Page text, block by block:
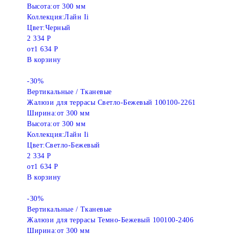
Высота:от 300 мм
Коллекция:Лайн Ii
Цвет:Черный
2 334 Р
от1 634 Р
В корзину
-30%
Вертикальные / Тканевые
Жалюзи для террасы Светло-Бежевый 100100-2261
Ширина:от 300 мм
Высота:от 300 мм
Коллекция:Лайн Ii
Цвет:Светло-Бежевый
2 334 Р
от1 634 Р
В корзину
-30%
Вертикальные / Тканевые
Жалюзи для террасы Темно-Бежевый 100100-2406
Ширина:от 300 мм